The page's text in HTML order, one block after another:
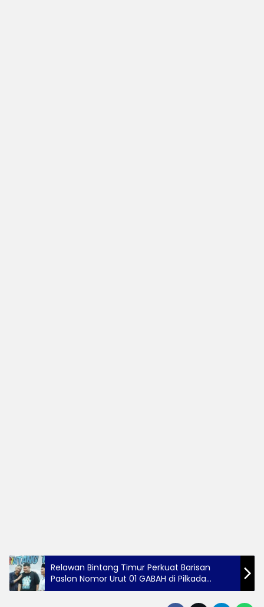
Relawan Bintang Timur Perkuat Barisan
Paslon Nomor Urut 01 GABAH di Pilkada
Tulungagung